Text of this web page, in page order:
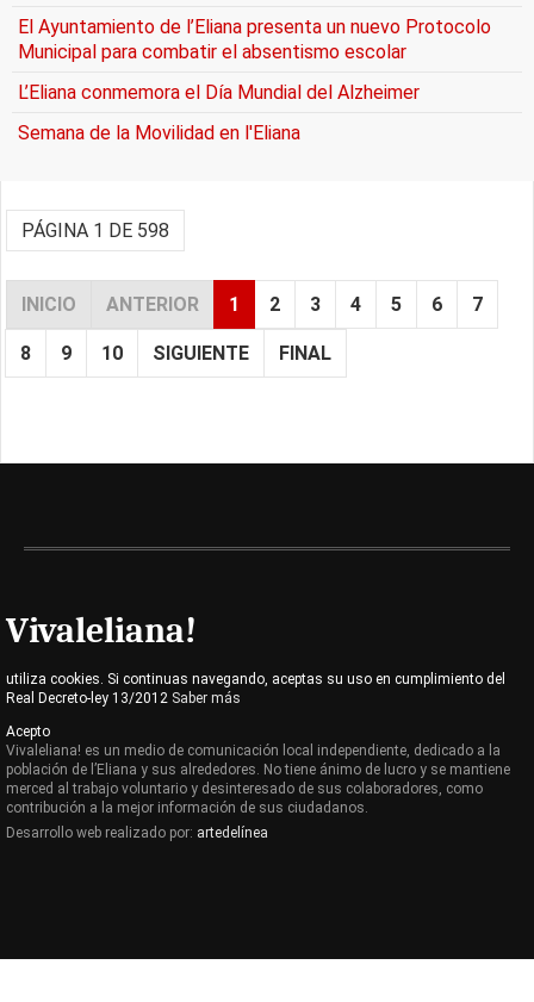
El Ayuntamiento de l’Eliana presenta un nuevo Protocolo
Municipal para combatir el absentismo escolar
L’Eliana conmemora el Día Mundial del Alzheimer
Semana de la Movilidad en l'Eliana
PÁGINA 1 DE 598
INICIO ANTERIOR 1 2 3 4 5 6 7
8 9 10 SIGUIENTE FINAL
Vivaleliana!
utiliza cookies. Si continuas navegando, aceptas su uso en cumplimiento del
Real Decreto-ley 13/2012 Saber más
Acepto
Vivaleliana! es un medio de comunicación local independiente, dedicado a la
población de l’Eliana y sus alrededores. No tiene ánimo de lucro y se mantiene
merced al trabajo voluntario y desinteresado de sus colaboradores, como
contribución a la mejor información de sus ciudadanos.
Desarrollo web realizado por: artedelínea